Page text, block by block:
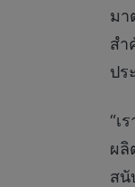
มา
สำ
ปร
“เ
ผลิ
สนั